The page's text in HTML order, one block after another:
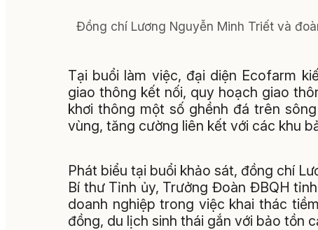
Đồng chí Lương Nguyễn Minh Triết và
Tại buổi làm việc, đại diện Ecofarm
giao thông kết nối, quy hoạch giao
khơi thông một số ghềnh đá trên
vùng, tăng cường liên kết với các khu
Phát biểu tại buổi khảo sát, đồng chí
Bí thư Tỉnh ủy, Trưởng Đoàn ĐBQH
doanh nghiệp trong việc khai thác
đồng, du lịch sinh thái gắn với bảo tồn